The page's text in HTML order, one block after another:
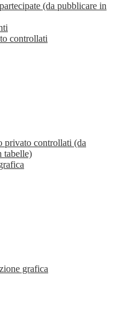
(da pubblicare in
controllati
privato controllati (da
tabelle)
grafica